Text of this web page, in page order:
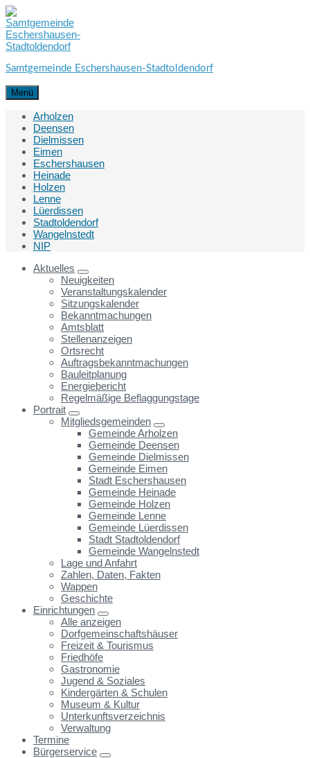
Skip
to
content
Skip
to
main
navigation
Skip
to
footer
Samtgemeinde Eschershausen-Stadtoldendorf
Menü
Arholzen
Deensen
Dielmissen
Eimen
Eschershausen
Heinade
Holzen
Lenne
Lüerdissen
Stadtoldendorf
Wangelnstedt
NIP
Aktuelles
Neuigkeiten
Veranstaltungskalender
Sitzungskalender
Bekanntmachungen
Amtsblatt
Stellenanzeigen
Ortsrecht
Auftragsbekanntmachungen
Bauleitplanung
Energiebericht
Regelmäßige Beflaggungstage
Portrait
Mitgliedsgemeinden
Gemeinde Arholzen
Gemeinde Deensen
Gemeinde Dielmissen
Gemeinde Eimen
Stadt Eschershausen
Gemeinde Heinade
Gemeinde Holzen
Gemeinde Lenne
Gemeinde Lüerdissen
Stadt Stadtoldendorf
Gemeinde Wangelnstedt
Lage und Anfahrt
Zahlen, Daten, Fakten
Wappen
Geschichte
Einrichtungen
Alle anzeigen
Dorfgemeinschaftshäuser
Freizeit & Tourismus
Friedhöfe
Gastronomie
Jugend & Soziales
Kindergärten & Schulen
Museum & Kultur
Unterkunftsverzeichnis
Verwaltung
Termine
Bürgerservice